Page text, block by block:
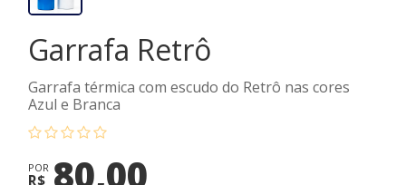
Garrafa Retrô
Garrafa térmica com escudo do Retrô nas cores
Azul e Branca
POR
R$ 80,00